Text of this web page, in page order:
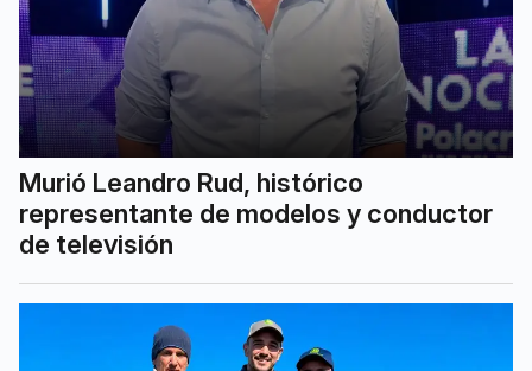
Murió Leandro Rud, histórico
representante de modelos y conductor
de televisión